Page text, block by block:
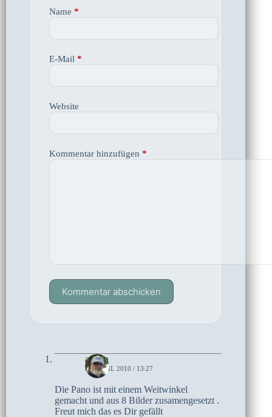
Name *
E-Mail *
Website
Kommentar hinzufügen *
Kommentar abschicken
admin
28. APRIL 2010 / 13:27
Die Pano ist mit einem Weitwinkel
gemacht und aus 8 Bilder zusamengesetzt .
Freut mich das es Dir gefällt